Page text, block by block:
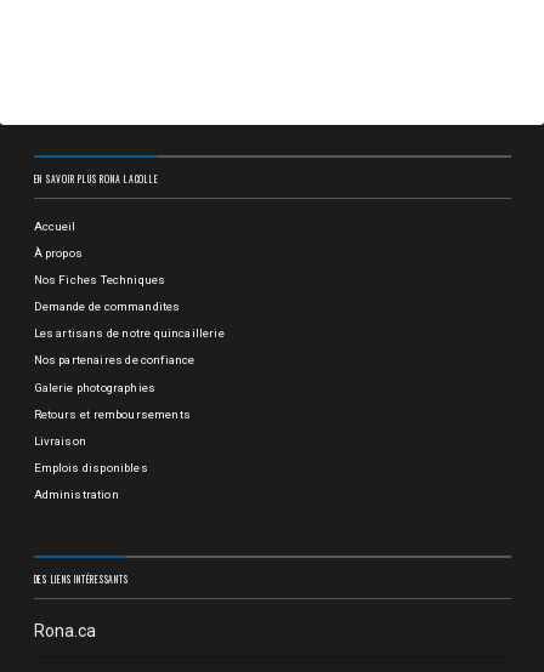
EN SAVOIR PLUS RONA LACOLLE
Accueil
À propos
Nos Fiches Techniques
Demande de commandites
Les artisans de notre quincaillerie
Nos partenaires de confiance
Galerie photographies
Retours et remboursements
Livraison
Emplois disponibles
Administration
DES LIENS INTÉRESSANTS
Rona.ca